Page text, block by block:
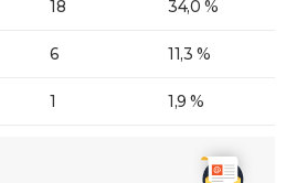
18 34,0 %
6 11,3 %
1 1,9 %